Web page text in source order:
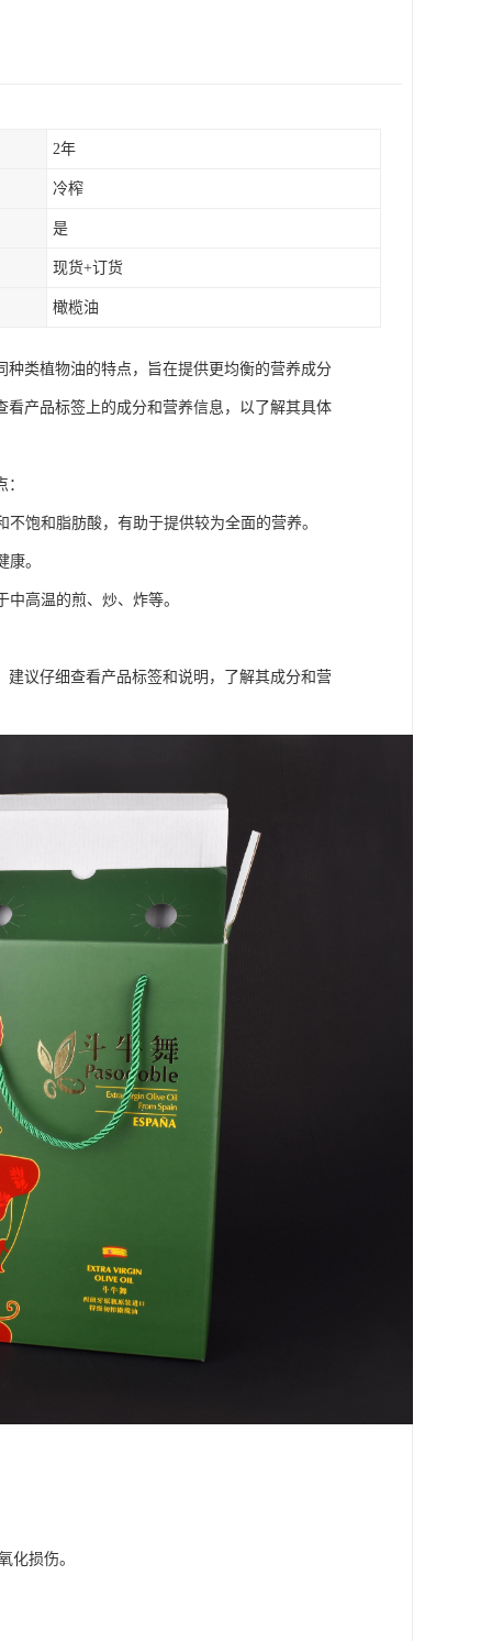
2年
冷榨
是
现货+订货
橄榄油
类植物油的特点，旨在提供更均衡的营养成分
产品标签上的成分和营养信息，以了解其具体
饱和脂肪酸，有助于提供较为全面的营养。
。
高温的煎、炒、炸等。
议仔细查看产品标签和说明，了解其成分和营
化损伤。